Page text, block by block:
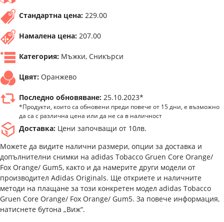
Стандартна цена: 229.00
Намалена цена: 207.00
Категория: Мъжки, Сникърси
Цвят: Оранжево
Последно обновяване: 25.10.2023*
*Продукти, които са обновени преди повече от 15 дни, е възможно
да са с различна цена или да не са в наличност
Доставка: Цени започващи от 10лв.
Можете да видите налични размери, опции за доставка и
допълнителни снимки на adidas Tobacco Gruen Core Orange/
Fox Orange/ Gum5, както и да намерите други модели от
производител Adidas Originals. Ще откриете и наличните
методи на плащане за този конкретен модел adidas Tobacco
Gruen Core Orange/ Fox Orange/ Gum5. За повече информация,
натиснете бутона „Виж“.